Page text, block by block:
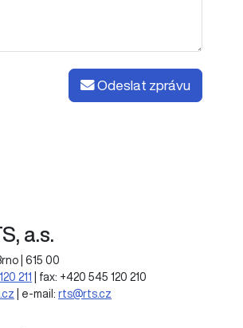
Odeslat zprávu
a.s.
| 615 00
211
| fax: +420 545 120 210
| e-mail: rts@rts.cz